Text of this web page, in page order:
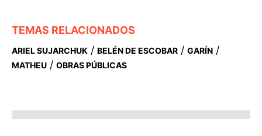
TEMAS RELACIONADOS
ARIEL SUJARCHUK / BELÉN DE ESCOBAR / GARÍN /
MATHEU / OBRAS PÚBLICAS